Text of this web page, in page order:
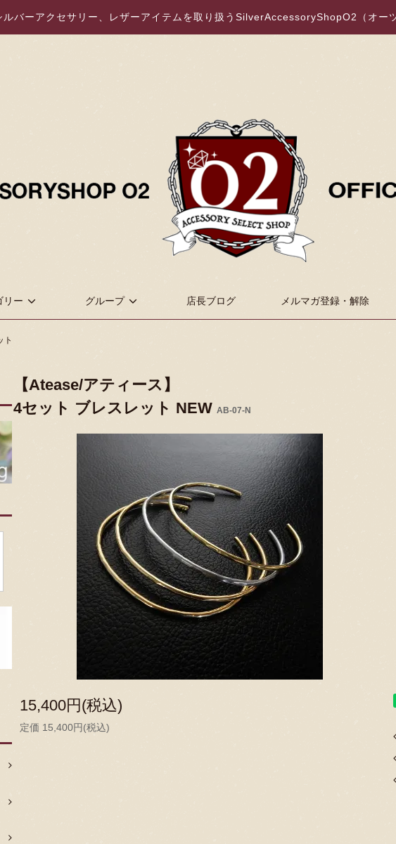
ルバーアクセサリー、レザーアイテムを取り扱うSilverAccessoryShopO2（オー
リー グループ 店長ブログ メルマガ登録・解除
ト
【Atease/アティース】
4セット ブレスレット NEW AB-07-N
15,400円(税込)
定価 15,400円(税込)